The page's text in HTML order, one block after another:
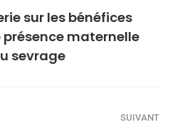
sur les bénéfices
présence maternelle
sevrage
SUIVANT